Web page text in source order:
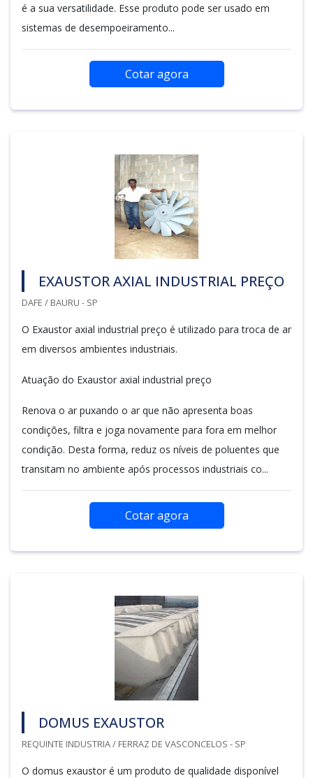
é a sua versatilidade. Esse produto pode ser usado em
sistemas de desempoeiramento...
Cotar agora
EXAUSTOR AXIAL INDUSTRIAL PREÇO
DAFE / BAURU - SP
O Exaustor axial industrial preço é utilizado para troca de ar
em diversos ambientes industriais.
Atuação do Exaustor axial industrial preço
Renova o ar puxando o ar que não apresenta boas
condições, filtra e joga novamente para fora em melhor
condição. Desta forma, reduz os níveis de poluentes que
transitam no ambiente após processos industriais co...
Cotar agora
DOMUS EXAUSTOR
REQUINTE INDUSTRIA / FERRAZ DE VASCONCELOS - SP
O domus exaustor é um produto de qualidade disponível